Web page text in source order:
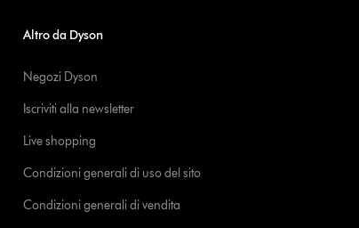
Altro da Dyson
Negozi Dyson
Iscriviti alla newsletter
Live shopping
Condizioni generali di uso del sito
Condizioni generali di vendita